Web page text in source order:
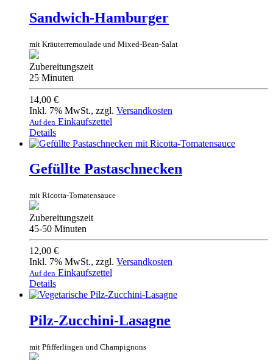
Sandwich-Hamburger
mit Kräuterremoulade und Mixed-Bean-Salat
Zubereitungszeit
25 Minuten
14,00 €
Inkl. 7% MwSt., zzgl. Versandkosten
Auf den Einkaufszettel
Details
Gefüllte Pastaschnecken
mit Ricotta-Tomatensauce
Zubereitungszeit
45-50 Minuten
12,00 €
Inkl. 7% MwSt., zzgl. Versandkosten
Auf den Einkaufszettel
Details
Pilz-Zucchini-Lasagne
mit Pfifferlingen und Champignons